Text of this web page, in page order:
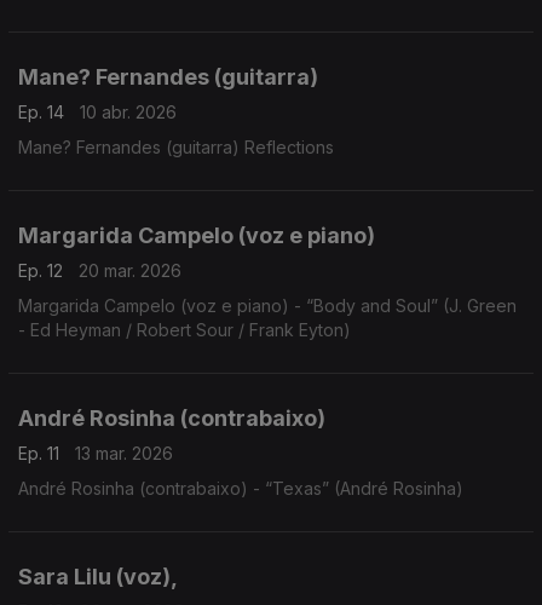
Mane? Fernandes (guitarra)
Ep. 14
10 abr. 2026
Mane? Fernandes (guitarra) Reflections
Margarida Campelo (voz e piano)
Ep. 12
20 mar. 2026
Margarida Campelo (voz e piano) - “Body and Soul” (J. Green
- Ed Heyman / Robert Sour / Frank Eyton)
André Rosinha (contrabaixo)
Ep. 11
13 mar. 2026
André Rosinha (contrabaixo) - “Texas” (André Rosinha)
Sara Lilu (voz),